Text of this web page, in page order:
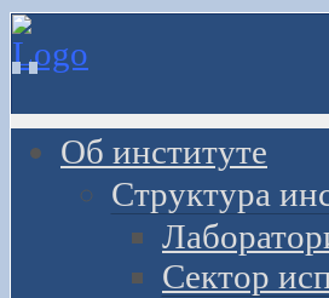
Об институте
Структура
Сектор